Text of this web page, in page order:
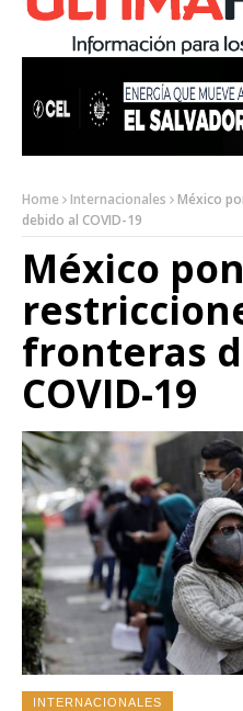
Home Internacionales
México
debido al COVID-19
México
fronteras
COVID-19
INTERNACIONALES